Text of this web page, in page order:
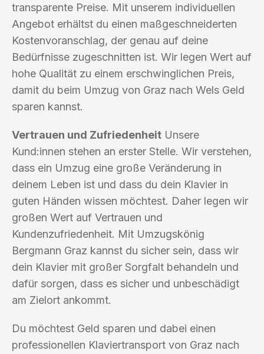
transparente Preise. Mit unserem individuellen
Angebot erhältst du einen maßgeschneiderten
Kostenvoranschlag, der genau auf deine
Bedürfnisse zugeschnitten ist. Wir legen Wert auf
hohe Qualität zu einem erschwinglichen Preis,
damit du beim Umzug von Graz nach Wels Geld
sparen kannst.
Vertrauen und Zufriedenheit Unsere
Kund:innen stehen an erster Stelle. Wir verstehen,
dass ein Umzug eine große Veränderung in
deinem Leben ist und dass du dein Klavier in
guten Händen wissen möchtest. Daher legen wir
großen Wert auf Vertrauen und
Kundenzufriedenheit. Mit Umzugskönig
Bergmann Graz kannst du sicher sein, dass wir
dein Klavier mit großer Sorgfalt behandeln und
dafür sorgen, dass es sicher und unbeschädigt
am Zielort ankommt.
Du möchtest Geld sparen und dabei einen
professionellen Klaviertransport von Graz nach